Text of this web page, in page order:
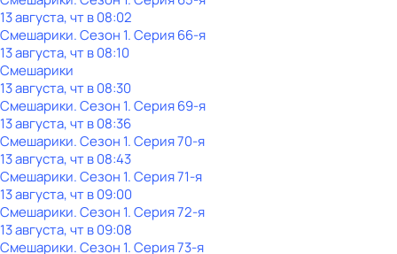
13 августа, чт в 08:02
Смешарики. Сезон 1. Серия 66-я
13 августа, чт в 08:10
Смешарики
13 августа, чт в 08:30
Смешарики. Сезон 1. Серия 69-я
13 августа, чт в 08:36
Смешарики. Сезон 1. Серия 70-я
13 августа, чт в 08:43
Смешарики. Сезон 1. Серия 71-я
13 августа, чт в 09:00
Смешарики. Сезон 1. Серия 72-я
13 августа, чт в 09:08
Смешарики. Сезон 1. Серия 73-я